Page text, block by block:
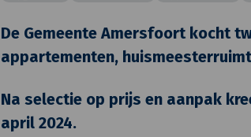
De Gemeente Amersfoort kocht
appartementen,
Na selectie op prijs en aanpak
april 2024.